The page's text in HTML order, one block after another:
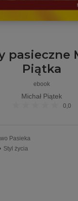
pasieczne
Piątka
ebook
Michał Piątek
0,0
Pasieka
Styl życia